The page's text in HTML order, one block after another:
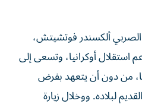
ألكسندر فوتشيتش،
أوكرانيا، وتسعى إلى
من دون أن ‌يتعهد بفرض
لبلاده. ووخلال زيارة